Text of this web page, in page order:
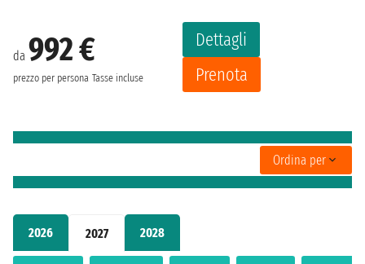
2026 2027 2028
da 992 €
prezzo per persona Tasse incluse
Dettagli
Prenota
Ordina per